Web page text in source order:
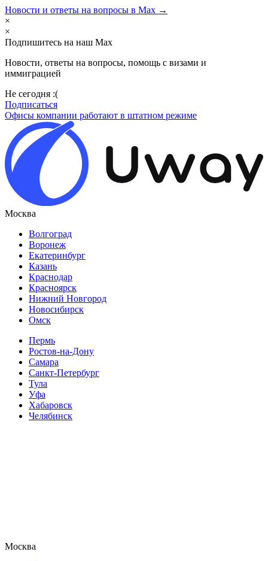
Новости и ответы на вопросы в Max →
×
×
Подпишитесь на наш Max
Новости, ответы на вопросы, помощь с визами и
иммиграцией
Не сегодня :(
Подписаться
Офисы компании работают в штатном режиме
Москва
Волгоград
Воронеж
Екатеринбург
Казань
Краснодар
Красноярск
Нижний Новгород
Новосибирск
Омск
Пермь
Ростов-на-Дону
Самара
Санкт-Петербург
Тула
Уфа
Хабаровск
Челябинск
Москва